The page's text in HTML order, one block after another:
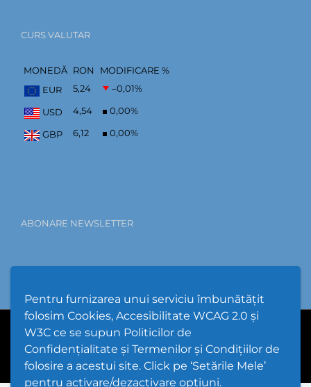
Pentru furnizarea unui serviciu îmbunătățit
folosim Cookies, Accesibilitate WCAG 2.0 și
W3C ce se supun Politicilor de
Confidențialitate și Termenilor și Condițiilor de
folosire a acestui site. Click pe ‘Setările Mele’
pentru activare/dezactivare opțiuni.
CURS VALUTAR
MONEDĂ RON
MODIFICARE %
EUR
5,24 –0,01%
USD 4,54 0,00%
GBP 6,12 0,00%
ABONARE NEWSLETTER
Hartă Website